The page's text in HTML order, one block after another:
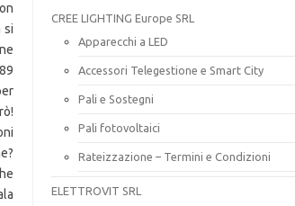
si
CREE LIGHTING Europe SRL
Apparecchi a LED
Accessori Telegestione e Smart City
Pali e Sostegni
Pali fotovoltaici
Rateizzazione – Termini e Condizioni
ELETTROVIT SRL